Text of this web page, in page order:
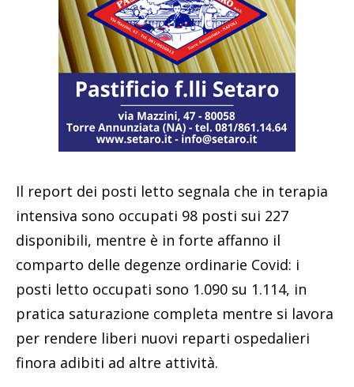
Il report dei posti letto segnala che in terapia
intensiva sono occupati 98 posti sui 227
disponibili, mentre è in forte affanno il
comparto delle degenze ordinarie Covid: i
posti letto occupati sono 1.090 su 1.114, in
pratica saturazione completa mentre si lavora
per rendere liberi nuovi reparti ospedalieri
finora adibiti ad altre attività.